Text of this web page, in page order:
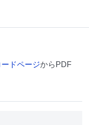
ドページからPDF